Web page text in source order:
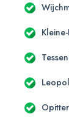
Opitter